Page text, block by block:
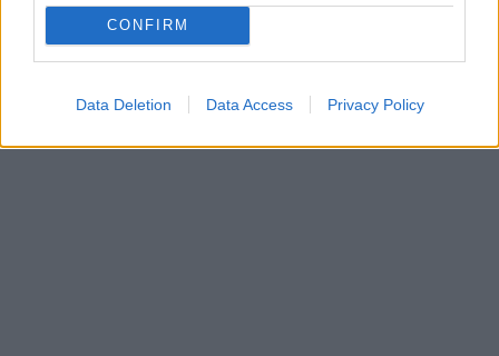
CONFIRM
Data Deletion Data Access Privacy Policy